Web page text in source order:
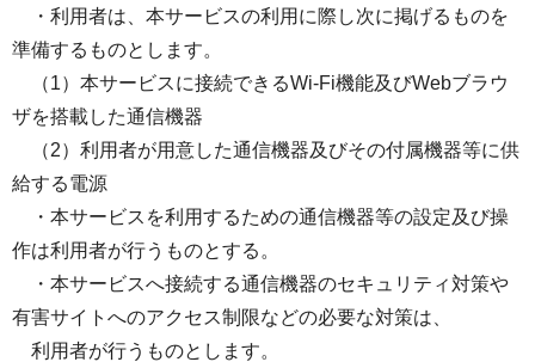
・利用者は、本サービスの利用に際し次に掲げるものを
準備するものとします。
（1）本サービスに接続できるWi-Fi機能及びWebブラウ
ザを搭載した通信機器
（2）利用者が用意した通信機器及びその付属機器等に供
給する電源
・本サービスを利用するための通信機器等の設定及び操
作は利用者が行うものとする。
・本サービスへ接続する通信機器のセキュリティ対策や
有害サイトへのアクセス制限などの必要な対策は、
利用者が行うものとします。